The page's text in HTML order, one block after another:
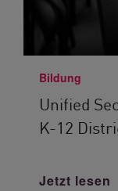
Bildung
Unified
K-12
Jetzt lesen